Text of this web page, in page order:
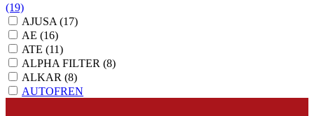
(19)
AJUSA (17)
AE (16)
ATE (11)
ALPHA FILTER (8)
ALKAR (8)
AUTOFREN